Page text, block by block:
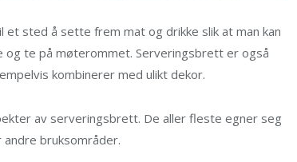
sted å sette frem mat og drikke slik at man kan
te på møterommet. Serveringsbrett er også
kombinerer med ulikt dekor.
av serveringsbrett. De aller fleste egner seg
bruksområder.